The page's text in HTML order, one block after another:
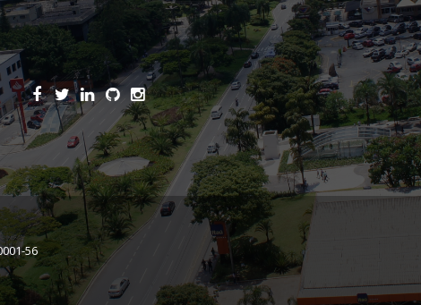
Vtex E-commerce
Sites e PWAs
Alexa Skills
Growth Hacking
IOT
Squad as a Service
Desenvolvimento Sob
Medida
Outsourcing
56